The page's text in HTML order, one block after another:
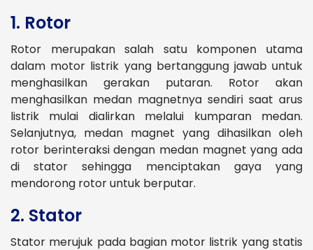
1. Rotor
Rotor merupakan salah satu komponen utama
dalam motor listrik yang bertanggung jawab untuk
menghasilkan gerakan putaran. Rotor akan
menghasilkan medan magnetnya sendiri saat arus
listrik mulai dialirkan melalui kumparan medan.
Selanjutnya, medan magnet yang dihasilkan oleh
rotor berinteraksi dengan medan magnet yang ada
di stator sehingga menciptakan gaya yang
mendorong rotor untuk berputar.
2. Stator
Stator merujuk pada bagian motor listrik yang statis